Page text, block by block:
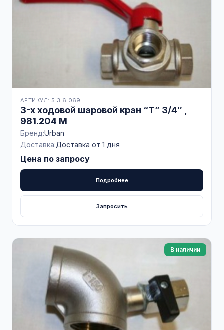
АРТИКУЛ: 5.3.6.069
3-х ходовой шаровой кран “T” 3/4″ ,
981.204 M
Бренд:Urban
Доставка:Доставка от 1 дня
Цена по запросу
Подробнее
Запросить
В наличии